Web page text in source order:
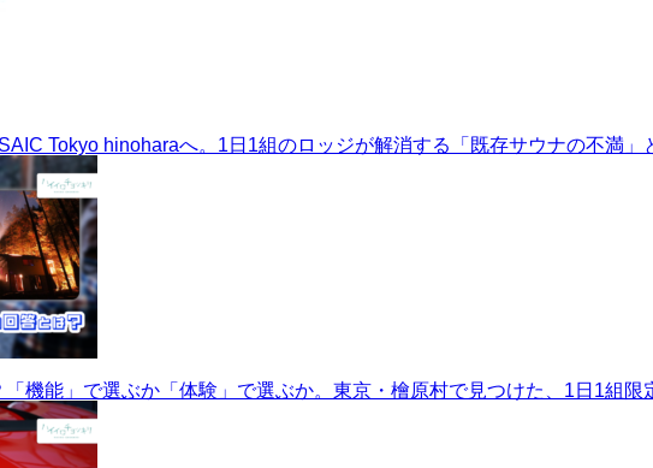
Tokyo hinoharaへ。1日1組のロッジが解消する「既存サウナの不満」
機能」で選ぶか「体験」で選ぶか。東京・檜原村で見つけた、1日1組限